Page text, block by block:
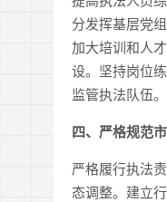
分发挥基层党
加大培训和人
设。坚持岗位
监管执法队伍
四、严格规范
严格履行执法
态调整。建立